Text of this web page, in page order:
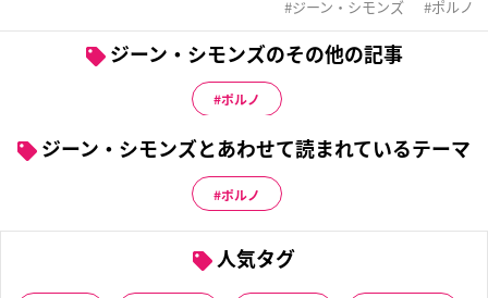
ジーン・シモンズ ポルノ
ジーン・シモンズのその他の記事
ポルノ
ジーン・シモンズとあわせて読まれているテーマ
ポルノ
人気タグ